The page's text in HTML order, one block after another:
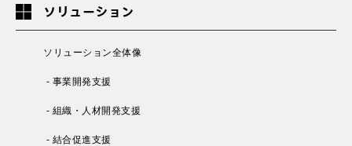
ソリューション
ソリューション全体像
- 事業開発支援
- 組織・人材開発支援
- 結合促進支援